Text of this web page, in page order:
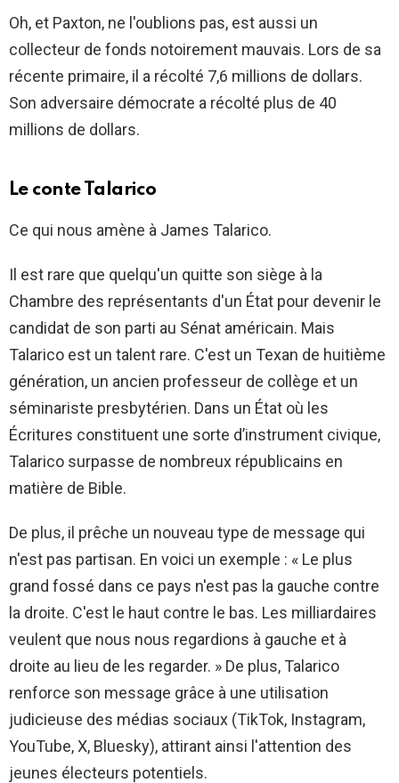
Oh, et Paxton, ne l'oublions pas, est aussi un
collecteur de fonds notoirement mauvais. Lors de sa
récente primaire, il a récolté 7,6 millions de dollars.
Son adversaire démocrate a récolté plus de 40
millions de dollars.
Le conte Talarico
Ce qui nous amène à James Talarico.
Il est rare que quelqu'un quitte son siège à la
Chambre des représentants d'un État pour devenir le
candidat de son parti au Sénat américain. Mais
Talarico est un talent rare. C'est un Texan de huitième
génération, un ancien professeur de collège et un
séminariste presbytérien. Dans un État où les
Écritures constituent une sorte d’instrument civique,
Talarico surpasse de nombreux républicains en
matière de Bible.
De plus, il prêche un nouveau type de message qui
n'est pas partisan. En voici un exemple : « Le plus
grand fossé dans ce pays n'est pas la gauche contre
la droite. C'est le haut contre le bas. Les milliardaires
veulent que nous nous regardions à gauche et à
droite au lieu de les regarder. » De plus, Talarico
renforce son message grâce à une utilisation
judicieuse des médias sociaux (TikTok, Instagram,
YouTube, X, Bluesky), attirant ainsi l'attention des
jeunes électeurs potentiels.